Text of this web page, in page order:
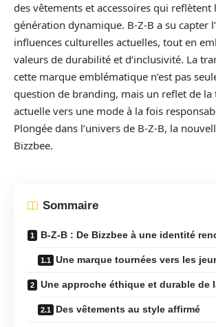
des vêtements et accessoires qui reflètent
génération dynamique. B-Z-B a su capter
influences culturelles actuelles, tout en
valeurs de durabilité et d’inclusivité. La
cette marque emblématique n’est pas
question de branding, mais un reflet de la
actuelle vers une mode à la fois
Plongée dans l’univers de B-Z-B, la
Bizzbee.
Sommaire
B-Z-B : De Bizzbee à une identité
Une marque tournées vers les
Une approche éthique et durable de
Des vêtements au style affirmé